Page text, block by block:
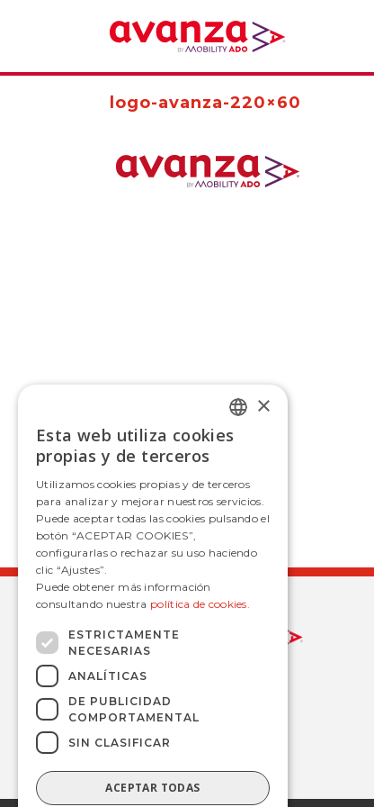
logo-avanza-220×60
SPANISH
×
Esta web utiliza cookies
propias y de terceros
Utilizamos cookies propias y de terceros
para analizar y mejorar nuestros servicios.
Puede aceptar todas las cookies pulsando el
botón “ACEPTAR COOKIES”,
configurarlas o rechazar su uso haciendo
clic “Ajustes”.
Puede obtener más información
consultando nuestra política de cookies.
ESTRICTAMENTE
NECESARIAS
ANALÍTICAS
DE PUBLICIDAD
COMPORTAMENTAL
SIN CLASIFICAR
ACEPTAR TODAS